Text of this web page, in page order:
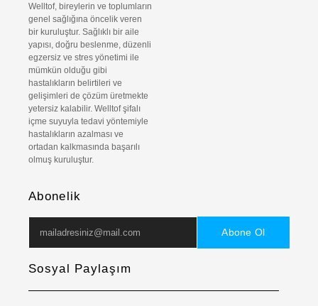
Welltof, bireylerin ve toplumların
genel sağlığına öncelik veren
bir kuruluştur. Sağlıklı bir aile
yapısı, doğru beslenme, düzenli
egzersiz ve stres yönetimi ile
mümkün olduğu gibi
hastalıkların belirtileri ve
gelişimleri de çözüm üretmekte
yetersiz kalabilir. Welltof şifalı
içme suyuyla tedavi yöntemiyle
hastalıkların azalması ve
ortadan kalkmasında başarılı
olmuş kuruluştur.
Abonelik
Abone Ol
Sosyal Paylaşım